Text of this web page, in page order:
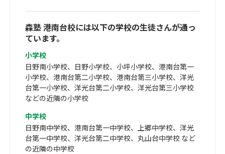
森塾 港南台校には以下の学校の生徒さんが通っ
ています。
小学校
日野南小学校、日野小学校、小坪小学校、港南台第一
小学校、港南台第二小学校、港南台第三小学校、洋光
台第一小学校、洋光台第二小学校、洋光台第三小学校
などの近隣の小学校
中学校
日野南中学校、港南台第一中学校、上郷中学校、洋光
台第一中学校、洋光台第二中学校、丸山台中学校 など
の近隣の中学校